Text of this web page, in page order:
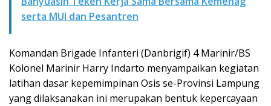
serta MUI dan Pesantren
Komandan Brigade Infanteri (Danbrigif) 4 Marinir/BS
Kolonel Marinir Harry Indarto menyampaikan kegiatan
latihan dasar kepemimpinan Osis se-Provinsi Lampung
yang dilaksanakan ini merupakan bentuk kepercayaan